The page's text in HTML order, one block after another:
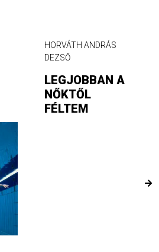
HORVÁTH ANDRÁS
DEZSŐ
LEGJOBBAN A
NŐKTŐL
FÉLTEM